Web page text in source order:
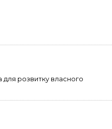
розвитку власного